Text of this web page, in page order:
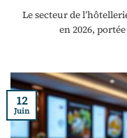
Le secteur de
en 2026,
12
Juin